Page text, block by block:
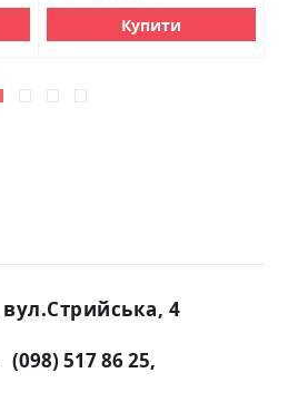
Купити
4
(098) 517 86 25